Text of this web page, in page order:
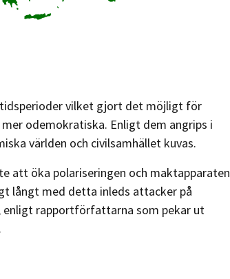
tidsperioder vilket gjort det möjligt för
odemokratiska. Enligt dem angrips i
världen och civilsamhället kuvas.
att öka polariseringen och maktapparaten
långt med detta inleds attacker på
enligt rapportförfattarna som pekar ut